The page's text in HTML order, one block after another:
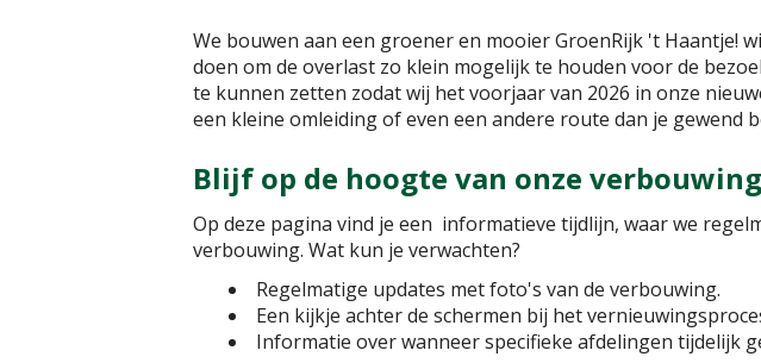
We bouwen aan een groener en mooier GroenRijk 't Haantje!
doen om de overlast zo klein mogelijk te houden voor de
te kunnen zetten zodat wij het voorjaar van 2026 in onze
een kleine omleiding of even een andere route dan je gewend
Blijf op de hoogte van onze
Op deze pagina vind je een informatieve tijdlijn, waar we
verbouwing. Wat kun je verwachten?
Regelmatige updates met foto's van de verbouwing.
Een kijkje achter de schermen bij het
Informatie over wanneer specifieke afdelingen tijdelijk